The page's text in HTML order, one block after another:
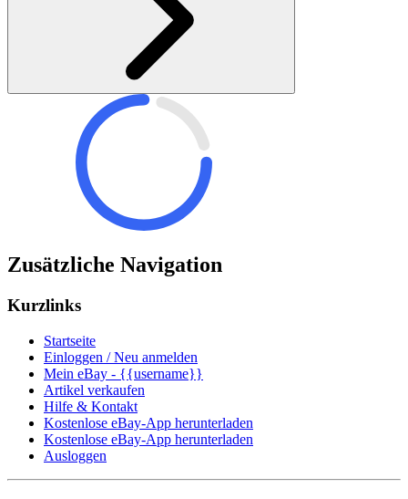
Zusätzliche Navigation
Kurzlinks
Startseite
Einloggen / Neu anmelden
Mein eBay - {{username}}
Artikel verkaufen
Hilfe & Kontakt
Kostenlose eBay-App herunterladen
Kostenlose eBay-App herunterladen
Ausloggen